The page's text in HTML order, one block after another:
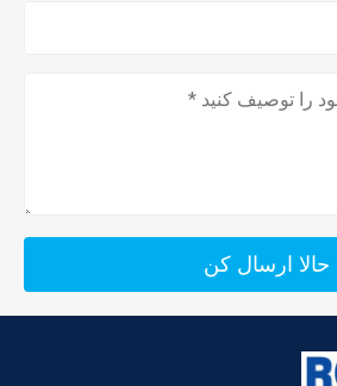
حالا ارسال کن